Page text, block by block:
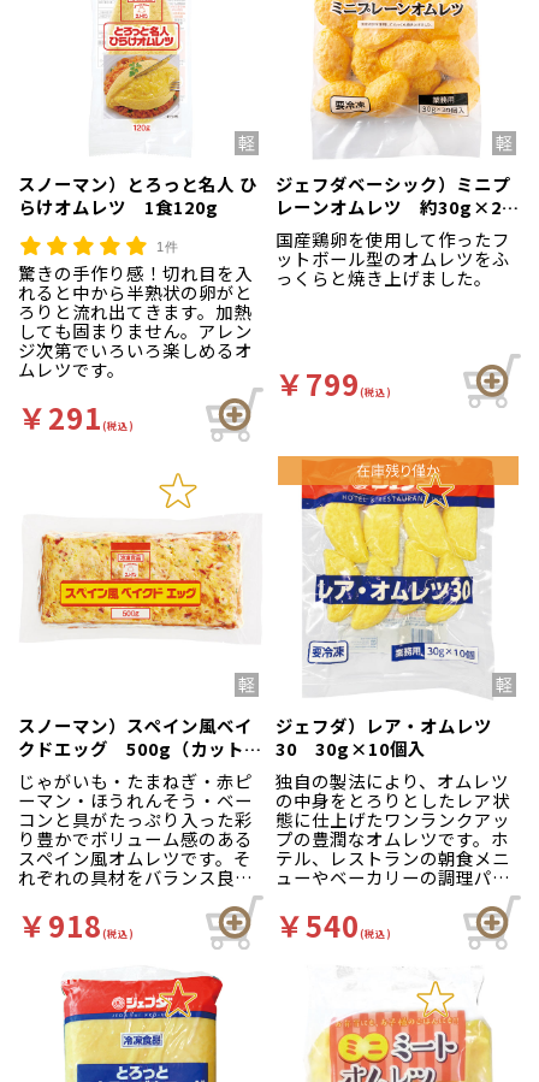
スノーマン）とろっと名人 ひ
らけオムレツ 1食120g
1件
驚きの手作り感！切れ目を入
れると中から半熟状の卵がと
ろりと流れ出てきます。加熱
しても固まりません。アレン
ジ次第でいろいろ楽しめるオ
ムレツです。
￥291(税込)
ジェフダベーシック）ミニプ
レーンオムレツ 約30g×20
枚入
国産鶏卵を使用して作ったフ
ットボール型のオムレツをふ
っくらと焼き上げました。
￥799(税込)
スノーマン）スペイン風ベイ
クドエッグ 500g（カットな
し）
じゃがいも・たまねぎ・赤ピ
ーマン・ほうれんそう・ベー
コンと具がたっぷり入った彩
り豊かでボリューム感のある
スペイン風オムレツです。そ
れぞれの具材をバランス良く
配合し、しっかりとした味付
けに焼き上げました。
￥918(税込)
ジェフダ）レア・オムレツ
30 30g×10個入
独自の製法により、オムレツ
の中身をとろりとしたレア状
態に仕上げたワンランクアッ
プの豊潤なオムレツです。ホ
テル、レストランの朝食メニ
ューやベーカリーの調理パン
￥540(税込)